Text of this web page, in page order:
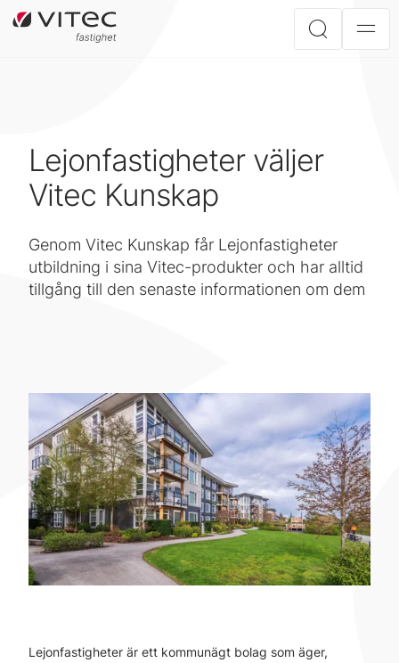
Lejonfastigheter väljer
Vitec Kunskap
Genom Vitec Kunskap får Lejonfastigheter
utbildning i sina Vitec-produkter och har alltid
tillgång till den senaste informationen om dem
Lejonfastigheter är ett kommunägt bolag som äger,